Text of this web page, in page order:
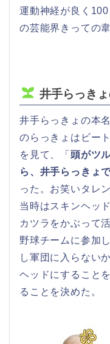
運動神経が良く
の芸能界きっての
井手らっき
井手らっきょの本
のらっきょはビー
を見て、「 頭がツ
ら、井手らっきょ
った。お笑いタレ
当時はスキンヘッ
カツラをかぶって
野球チームに参加
し軍団に入らない
ヘッドにすること
ることを決めた。